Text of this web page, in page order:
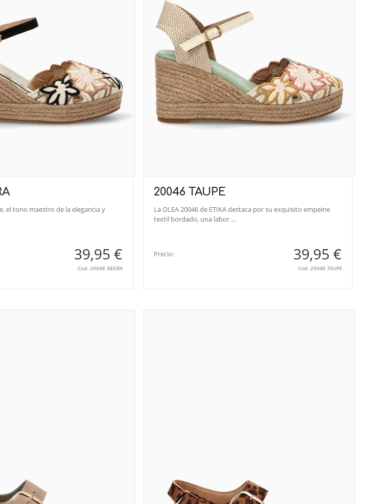
el tono maestro de la elegancia y
39,95 €
Cod: 20046 NEGRA
20046 TAUPE
La OLEA 20046 de ETIKA destaca por su exquisito empeine
textil bordado, una labor ...
Precio: 39,95 €
Cod: 20046 TAUPE